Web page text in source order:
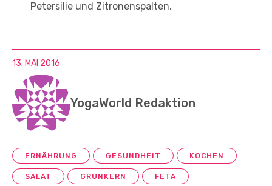
Petersilie und Zitronenspalten.
13. MAI 2016
YogaWorld Redaktion
ERNÄHRUNG GESUNDHEIT KOCHEN
SALAT GRÜNKERN FETA